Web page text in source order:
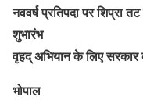
नववर्ष प्रतिपदा पर शिप्रा
शुभारंभ
वृहद् अभियान के लिए सरकार
भोपाल